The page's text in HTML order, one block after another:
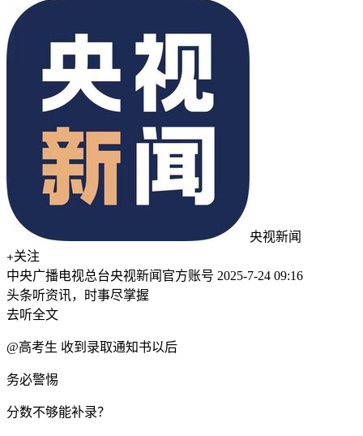
央视新闻
关注
中央广播电视总台央视新闻官方账号 2025-7-24 09:16
头条听资讯，时事尽掌握
去听全文
@高考生 收到录取通知书以后
务必警惕
分数不够能补录？